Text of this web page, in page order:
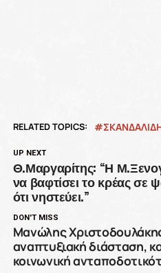
RELATED TOPICS:
UP NEXT
Θ.Μαργαρίτης: “Η
να βαφτίσει το κρέας σε
ότι νηστεύει.”
DON'T MISS
Μανώλης
αναπτυξιακή διάσταση,
κοινωνική